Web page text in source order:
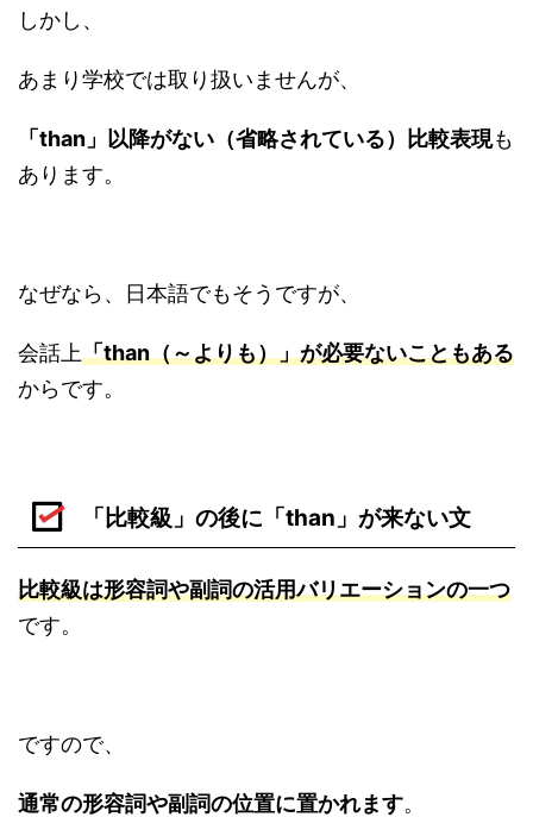
しかし、
あまり学校では取り扱いませんが、
「than」以降がない（省略されている）比較表現も
あります。
なぜなら、日本語でもそうですが、
会話上「than（～よりも）」が必要ないこともある
からです。
「比較級」の後に「than」が来ない文
比較級は形容詞や副詞の活用バリエーションの一つ
です。
ですので、
通常の形容詞や副詞の位置に置かれます。